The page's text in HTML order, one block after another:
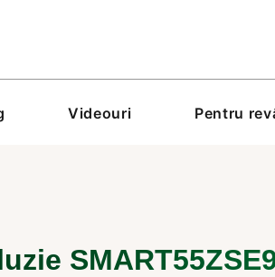
Videouri Pentru